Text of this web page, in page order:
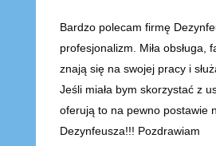
Bardzo polecam firmę
profesjonalizm. Miła obsługa,
znają się na swojej pracy i
Jeśli miała bym skorzystać z
oferują to na pewno postawie
Dezynfeusza!!! Pozdrawiam